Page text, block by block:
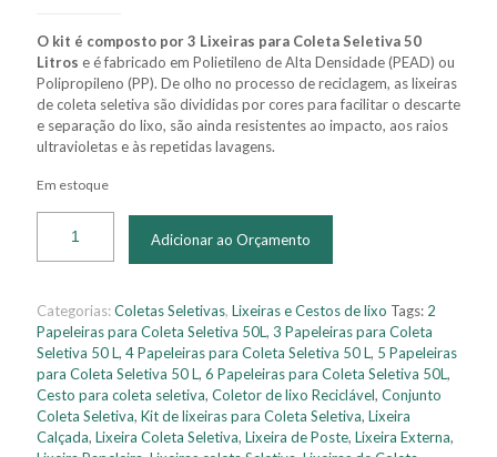
O kit é composto por 3 Lixeiras para Coleta Seletiva 50
Litros e é fabricado em Polietileno de Alta Densidade (PEAD) ou
Polipropileno (PP). De olho no processo de reciclagem, as lixeiras
de coleta seletiva são divididas por cores para facilitar o descarte
e separação do lixo, são ainda resistentes ao impacto, aos raios
ultravioletas e às repetidas lavagens.
Em estoque
Adicionar ao Orçamento
Categorias:Coletas Seletivas, Lixeiras e Cestos de lixo Tags: 2
Papeleiras para Coleta Seletiva 50L, 3 Papeleiras para Coleta
Seletiva 50 L, 4 Papeleiras para Coleta Seletiva 50 L, 5 Papeleiras
para Coleta Seletiva 50 L, 6 Papeleiras para Coleta Seletiva 50L,
Cesto para coleta seletiva, Coletor de lixo Reciclável, Conjunto
Coleta Seletiva, Kit de lixeiras para Coleta Seletiva, Lixeira
Calçada, Lixeira Coleta Seletiva, Lixeira de Poste, Lixeira Externa,